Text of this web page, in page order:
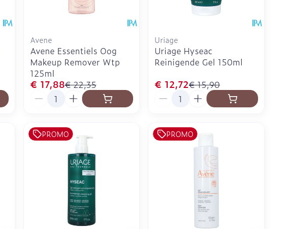
Avene
Avene Essentiels Oog
Makeup Remover Wtp
125ml
€ 22,35
€ 17,88
Aantal
Uriage
Uriage Hyseac
Reinigende Gel 150ml
€ 15,90
€ 12,72
Aantal
PROMO PROMO